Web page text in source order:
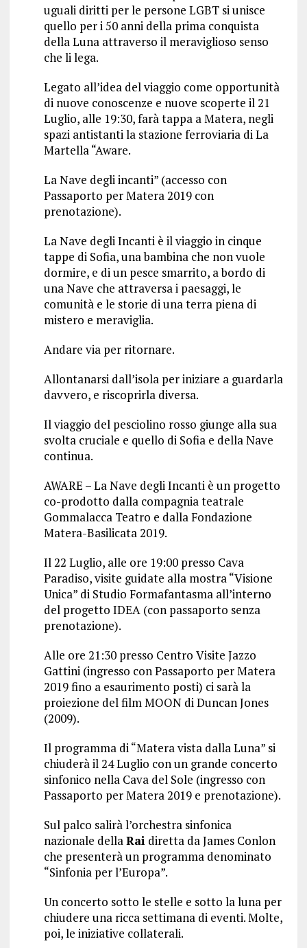
uguali diritti per le persone LGBT si unisce
quello per i 50 anni della prima conquista
della Luna attraverso il meraviglioso senso
che li lega.
Legato all’idea del viaggio come opportunità
di nuove conoscenze e nuove scoperte il 21
Luglio, alle 19:30, farà tappa a Matera, negli
spazi antistanti la stazione ferroviaria di La
Martella “Aware.
La Nave degli incanti” (accesso con
Passaporto per Matera 2019 con
prenotazione).
La Nave degli Incanti è il viaggio in cinque
tappe di Sofia, una bambina che non vuole
dormire, e di un pesce smarrito, a bordo di
una Nave che attraversa i paesaggi, le
comunità e le storie di una terra piena di
mistero e meraviglia.
Andare via per ritornare.
Allontanarsi dall’isola per iniziare a guardarla
davvero, e riscoprirla diversa.
Il viaggio del pesciolino rosso giunge alla sua
svolta cruciale e quello di Sofia e della Nave
continua.
AWARE – La Nave degli Incanti è un progetto
co-prodotto dalla compagnia teatrale
Gommalacca Teatro e dalla Fondazione
Matera-Basilicata 2019.
Il 22 Luglio, alle ore 19:00 presso Cava
Paradiso, visite guidate alla mostra “Visione
Unica” di Studio Formafantasma all’interno
del progetto IDEA (con passaporto senza
prenotazione).
Alle ore 21:30 presso Centro Visite Jazzo
Gattini (ingresso con Passaporto per Matera
2019 fino a esaurimento posti) ci sarà la
proiezione del film MOON di Duncan Jones
(2009).
Il programma di “Matera vista dalla Luna” si
chiuderà il 24 Luglio con un grande concerto
sinfonico nella Cava del Sole (ingresso con
Passaporto per Matera 2019 e prenotazione).
Sul palco salirà l’orchestra sinfonica
nazionale dellaRai diretta da James Conlon
che presenterà un programma denominato
“Sinfonia per l’Europa”.
Un concerto sotto le stelle e sotto la luna per
chiudere una ricca settimana di eventi. Molte,
poi, le iniziative collaterali.